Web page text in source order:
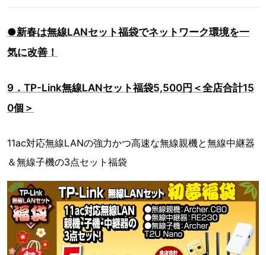
●新春は無線LANセット福袋でネットワーク環境を一
気に改善！
9．TP-Link無線LANセット福袋5,500円＜全店合計15
0個＞
11ac対応無線LANの強力かつ高速な無線親機と無線中継器
＆無線子機の3点セット福袋